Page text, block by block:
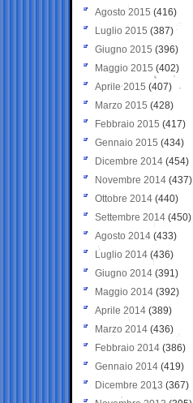
Agosto 2015 (416)
Luglio 2015 (387)
Giugno 2015 (396)
Maggio 2015 (402)
Aprile 2015 (407)
Marzo 2015 (428)
Febbraio 2015 (417)
Gennaio 2015 (434)
Dicembre 2014 (454)
Novembre 2014 (437)
Ottobre 2014 (440)
Settembre 2014 (450)
Agosto 2014 (433)
Luglio 2014 (436)
Giugno 2014 (391)
Maggio 2014 (392)
Aprile 2014 (389)
Marzo 2014 (436)
Febbraio 2014 (386)
Gennaio 2014 (419)
Dicembre 2013 (367)